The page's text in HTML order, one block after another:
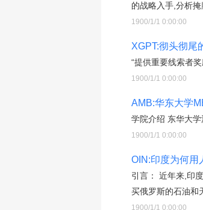
的战略入手,分析
1900/1/1 0:00:00
XGPT:彻头彻尾
“提供重要线索者
1900/1/1 0:00:00
AMB:华东大学
学院介绍 东华大
1900/1/1 0:00:00
OIN:印度为何用
引言： 近年来,印
买俄罗斯的石油和
1900/1/1 0:00:00